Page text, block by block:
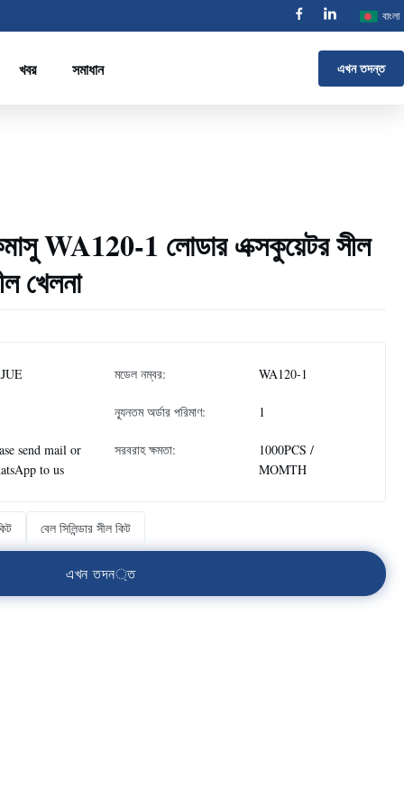
বাংলা
খবর সমাধান এখন তদন্ত
WA120-1 লোডার এক্সকুয়েটর সীল
খেলনা
মডেল নম্বর: WA120-1
ন্যূনতম অর্ডার পরিমাণ: 1
send mail or
to us
সরবরাহ ক্ষমতা:
1000PCS /
MOMTH
বেল সিলিন্ডার সীল কিট
এখন তদন্ত